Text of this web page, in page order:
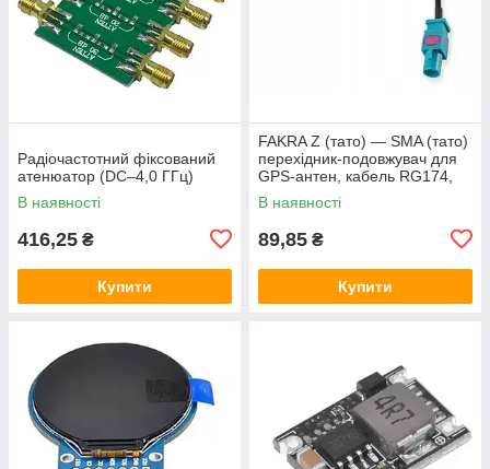
Радіочастотний фіксований
атенюатор (DC–4,0 ГГц)
В наявності
416,25 ₴
Купити
FAKRA Z (тато) — SMA (тато)
перехідник-подовжувач для
GPS-антен, кабель RG174,
15 см
В наявності
89,85 ₴
Купити